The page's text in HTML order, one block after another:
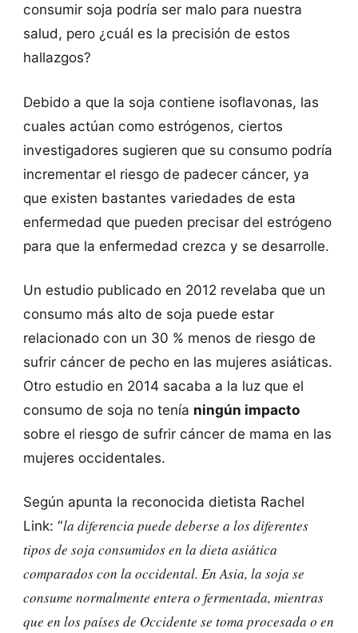
consumir soja podría ser malo para nuestra
salud, pero ¿cuál es la precisión de estos
hallazgos?
Debido a que la soja contiene isoflavonas, las
cuales actúan como estrógenos, ciertos
investigadores sugieren que su consumo podría
incrementar el riesgo de padecer cáncer, ya
que existen bastantes variedades de esta
enfermedad que pueden precisar del estrógeno
para que la enfermedad crezca y se desarrolle.
Un estudio publicado en 2012 revelaba que un
consumo más alto de soja puede estar
relacionado con un 30 % menos de riesgo de
sufrir cáncer de pecho en las mujeres asiáticas.
Otro estudio en 2014 sacaba a la luz que el
consumo de soja no tenía ningún impacto
sobre el riesgo de sufrir cáncer de mama en las
mujeres occidentales.
Según apunta la reconocida dietista Rachel
Link: “la diferencia puede deberse a los diferentes
tipos de soja consumidos en la dieta asiática
comparados con la occidental. En Asia, la soja se
consume normalmente entera o fermentada, mientras
que en los países de Occidente se toma procesada o en